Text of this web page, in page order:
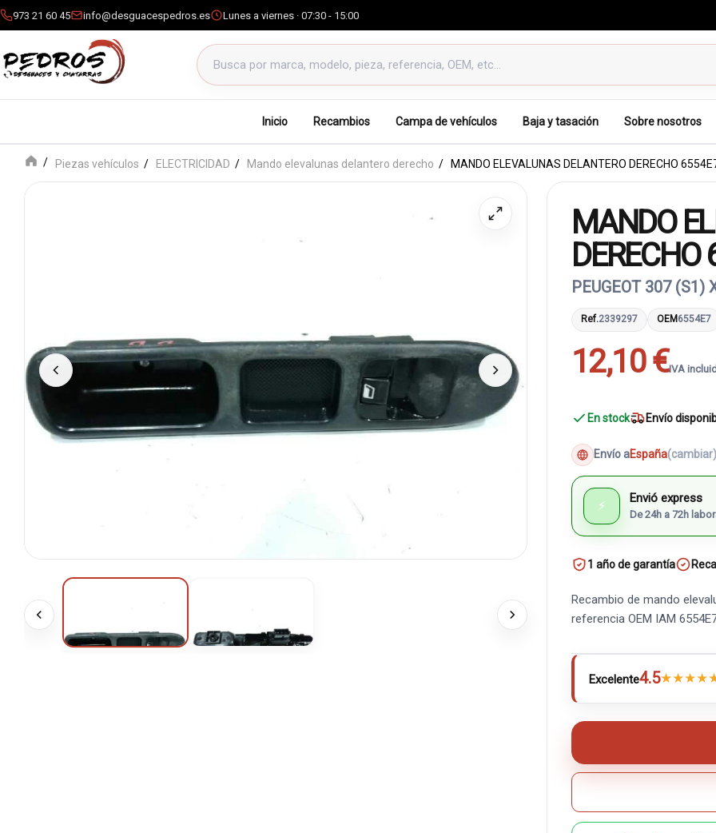
973 21 60 45 info@desguacespedros.es Lunes a viernes · 07:30 - 15:00
Buscar productos
Inicio Recambios Campa de vehículos Baja y tasación Sobre nosotros
Piezas vehículos ELECTRICIDAD Mando elevalunas delantero derecho MANDO ELEVALUNAS DELANTERO DERECHO
MANDO
DERECHO
PEUGEOT 307 (S1)
Ref.2339297 OEM 6554E7
12,10 €IVA
En stock Envío
Envío aEspaña(cambiar)
⚡ Envió express
De 24h a 72h
1 año de garantía
Recambio de mando
referencia OEM IAM
Excelente4.5★★★★